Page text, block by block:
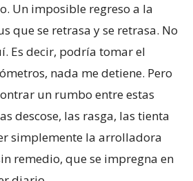
Un imposible regreso a la
que se retrasa y se retrasa. No
Es decir, podría tomar el
nada me detiene. Pero
un rumbo entre estas
descose, las rasga, las tienta
simplemente la arrolladora
remedio, que se impregna en